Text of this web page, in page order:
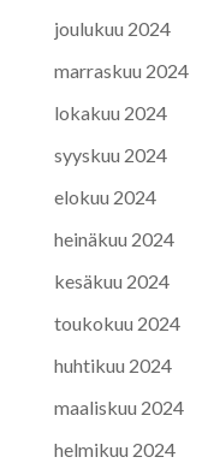
joulukuu 2024
marraskuu 2024
lokakuu 2024
syyskuu 2024
elokuu 2024
heinäkuu 2024
kesäkuu 2024
toukokuu 2024
huhtikuu 2024
maaliskuu 2024
helmikuu 2024